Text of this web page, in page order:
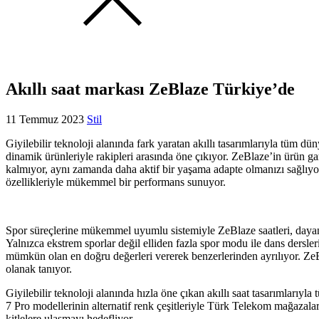
Akıllı saat markası ZeBlaze Türkiye’de
11 Temmuz 2023 Stil
Giyilebilir teknoloji alanında fark yaratan akıllı tasarımlarıyla tüm
dinamik ürünleriyle rakipleri arasında öne çıkıyor. ZeBlaze’in ürün
kalmıyor, aynı zamanda daha aktif bir yaşama adapte olmanızı
özellikleriyle mükemmel bir performans sunuyor.
Spor süreçlerine mükemmel uyumlu sistemiyle ZeBlaze saatleri,
Yalnızca ekstrem sporlar değil elliden fazla spor modu ile dans
mümkün olan en doğru değerleri vererek benzerlerinden ayrılıyor.
olanak tanıyor.
Giyilebilir teknoloji alanında hızla öne çıkan akıllı saat
7 Pro modellerinin alternatif renk çeşitleriyle Türk Telekom